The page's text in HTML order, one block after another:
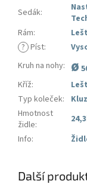
Sedák:
Rám:
? Píst:
Kruh na nohy: ø
Kříž:
Typ koleček:
Hmotnost
židle:
Info:
Další